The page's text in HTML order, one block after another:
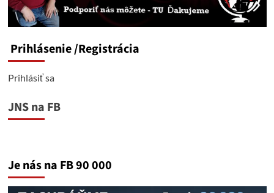
Prihlásenie/Registrácia
Prihlásiť sa
JNS na FB
Je nás na FB 90 000